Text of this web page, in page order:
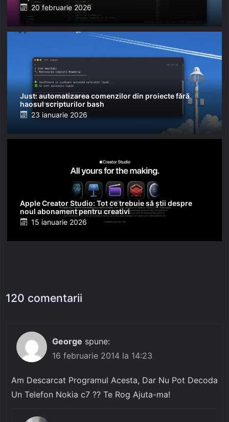
Posted
on
20 februarie 2026
Just: automatizarea comenzilor din proiecte fără
haosul scripturilor bash
Posted
23 ianuarie 2026
Apple Creator Studio: Tot ce trebuie să știi despre
noul abonament pentru creativi
Posted
15 ianuarie 2026
120 comentarii
George spune:
16 februarie 2014 la 14:23
Am Descarcat Programul Acesta, Dar Nu Pot Decoda
Un Telefon Nokia c7 ?? Te Rog Ajuta-ma!